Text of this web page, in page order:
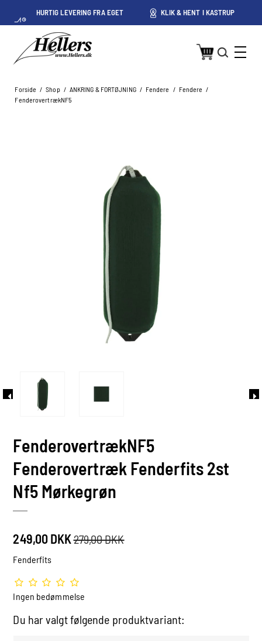
HURTIG LEVERING FRA EGET
LAGER I KASTRUP
KLIK & HENT I KASTRUP
Forside / Shop / ANKRING & FORTØJNING / Fendere / Fendere /
FenderovertrækNF5
FenderovertrækNF5
Fenderovertræk Fenderfits 2st
Nf5 Mørkegrøn
249,00 DKK279,00 DKK
Fenderfits
Ingen bedømmelse
Du har valgt følgende produktvariant: